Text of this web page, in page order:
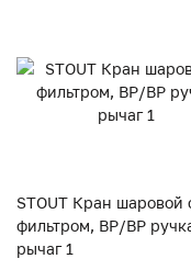
STOUT Кран шаровой
фильтром, ВР/ВР
рычаг 1